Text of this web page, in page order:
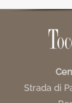
Strada di